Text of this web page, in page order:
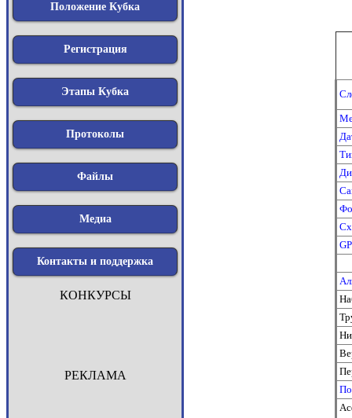
Положение Кубка
Регистрация
Этапы Кубка
Протоколы
Файлы
Медиа
Контакты и поддержка
КОНКУРСЫ
РЕКЛАМА